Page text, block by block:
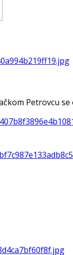
Petrovcu